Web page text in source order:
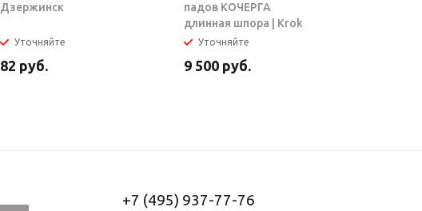
Дзержинск
Уточняйте
82 руб.
падов КОЧЕРГА
длинная шпора | Krok
Уточняйте
9 500 руб.
+7 (495) 937-77-76